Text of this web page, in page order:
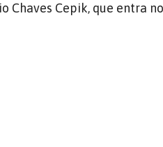
Chaves Cepik, que entra